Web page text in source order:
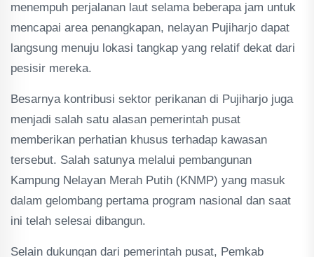
menempuh perjalanan laut selama beberapa jam untuk
mencapai area penangkapan, nelayan Pujiharjo dapat
langsung menuju lokasi tangkap yang relatif dekat dari
pesisir mereka.
Besarnya kontribusi sektor perikanan di Pujiharjo juga
menjadi salah satu alasan pemerintah pusat
memberikan perhatian khusus terhadap kawasan
tersebut. Salah satunya melalui pembangunan
Kampung Nelayan Merah Putih (KNMP) yang masuk
dalam gelombang pertama program nasional dan saat
ini telah selesai dibangun.
Selain dukungan dari pemerintah pusat, Pemkab